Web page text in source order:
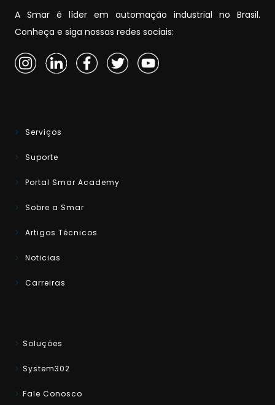
A Smar é líder em automação industrial no Brasil.
Conheça e siga nossas redes sociais:
Serviços
Suporte
Portal Smar Academy
Sobre a Smar
Artigos Técnicos
Noticias
Carreiras
Soluções
System302
Fale Conosco